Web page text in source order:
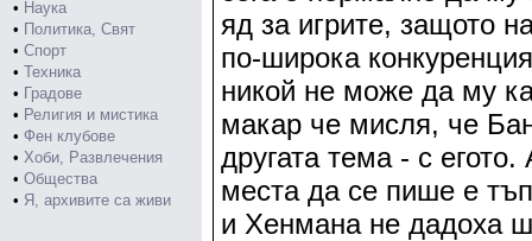
• Наука
• Политика, Свят
• Спорт
• Техника
• Градове
• Религия и мистика
• Фен клубове
• Хоби, Развлечения
• Общества
• Я, архивите са живи
яд за игрите, защото
по-широка
никой не може да му
макар че мисля, че
другата тема - с
места да се пише е
и Хенмана не дадоха